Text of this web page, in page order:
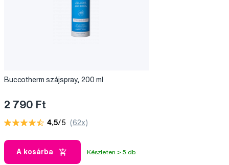
Buccotherm szájspray, 200 ml
2 790 Ft
4,5/5 (62x)
A kosárba Készleten > 5 db